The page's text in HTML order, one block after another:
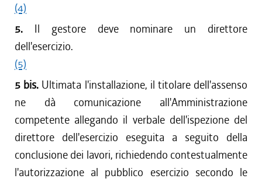
(4)
5. Il gestore deve nominare un direttore
dell'esercizio.
(5)
5 bis. Ultimata l'installazione, il titolare dell'assenso
ne dà comunicazione all'Amministrazione
competente allegando il verbale dell'ispezione del
direttore dell'esercizio eseguita a seguito della
conclusione dei lavori, richiedendo contestualmente
l'autorizzazione al pubblico esercizio secondo le